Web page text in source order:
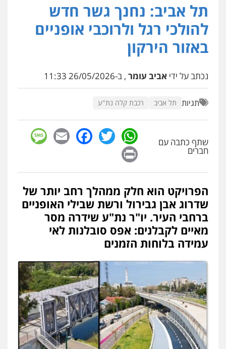
עו"ד (רו"ח) יואב ציוני
עבירות מס הלבנת הון
0505430819
כלכלי הלבנת הון חילוט ייעוץ לעורכי דין
נדל"ן / עסקים משפחה תעבורה כלכלי
הוצאה לפועל
0545402829
פלילי תעבורה
0545577862
עו"ד יוסי חמצני
כלכלי צווארון לבן
0505471497
גיל דביר – משרד עורכי דין
פלילי פשיעה כלכלית צווארון לבן
0506217771
תל אביב: נחנך גשר חדש
להולכי רגל ולרוכבי אופניים
באזור הירקון
נכתב על ידי אביב עומר , ב-26/05/2026 11:33
תגיות תל אביב רכבת קלה נת"ע
שתף כתבה עם
חברים
WhatsApp
Twitter
Facebook
Email
הפרויקט הוא חלק ממהלך רחב יותר של
שדרוג אבן גבירול ורשת שבילי האופניים
ברחבי העיר. יו"ר נת"ע שידרה מסר
מאיים לקבלנים: אפס סובלנות לאי
עמידה בלוחות הזמנים